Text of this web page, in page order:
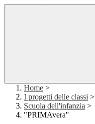
Home >
I progetti delle classi >
Scuola dell'infanzia >
"PRIMAvera"